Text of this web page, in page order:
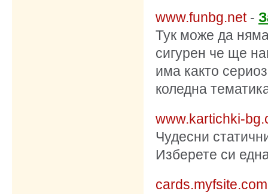
www.funbg.net-
Тук може да
сигурен че ще
има както
коледна
www.kartichki-
Чудесни
Изберете си
cards.myfsite.com